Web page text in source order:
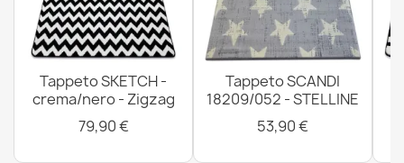
Tappeto Imitazione pelle di bovino, Mucca G5072-1 Pelle
Marrone
39,90 €
Tappeto SKETCH -
crema/nero - Zigzag
79,90 €
Tappeto SCANDI
18209/052 - STELLINE
53,90 €